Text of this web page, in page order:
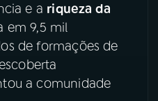
e a riqueza da
em 9,5 mil
de formações de
a comunidade